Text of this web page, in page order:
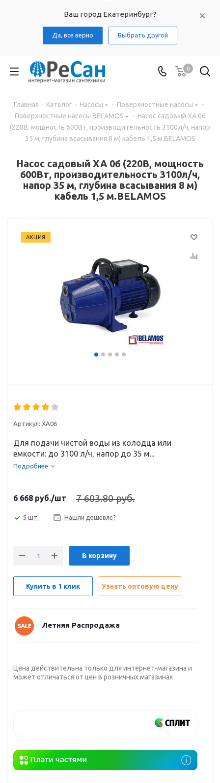
Ваш город Екатеринбург?
Да, все верно Выбрать другой
0
Главная - Каталог - Насосы - Поверхностные насосы
-
Поверхностные насосы BELAMOS
- Насос садовый XA 06
(220В, мощность 600Вт, производительность 3100л/ч, напор
35 м, глубина всасывания 8 м) кабель 1,5 м.BELAMOS
Насос садовый XA 06 (220В, мощность
600Вт, производительность 3100л/ч,
напор 35 м, глубина всасывания 8 м)
кабель 1,5 м.BELAMOS
АКЦИЯ
Артикул: XA06
Для подачи чистой воды из колодца или
емкости: до 3100 л/ч, напор до 35 м...
Подробнее
6 668 руб./шт 7 603.80 руб.
5 шт. Нашли дешевле?
В корзину
Купить в 1 клик Узнать оптовую цену
Летняя Распродажа
Цена действительна только для интернет-магазина и
может отличаться от цен в розничных магазинах